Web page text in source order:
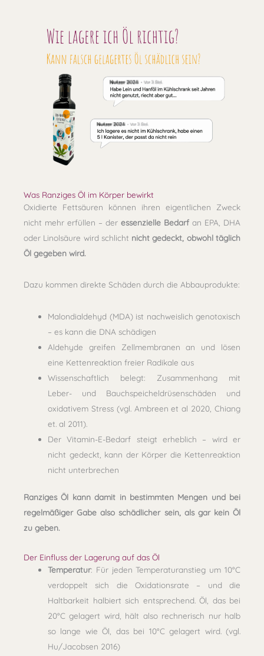
Was Ranziges Öl im Körper bewirkt
Oxidierte Fettsäuren können ihren eigentlichen Zweck
nicht mehr erfüllen – der essenzielle Bedarf an EPA, DHA
oder Linolsäure wird schlicht nicht gedeckt, obwohl täglich
Öl gegeben wird.
Dazu kommen direkte Schäden durch die Abbauprodukte:
Malondialdehyd (MDA) ist nachweislich genotoxisch
– es kann die DNA schädigen
Aldehyde greifen Zellmembranen an und lösen
eine Kettenreaktion freier Radikale aus
Wissenschaftlich belegt: Zusammenhang mit
Leber- und Bauchspeicheldrüsenschäden und
oxidativem Stress (vgl. Ambreen et al 2020, Chiang
et. al 2011).
Der Vitamin-E-Bedarf steigt erheblich – wird er
nicht gedeckt, kann der Körper die Kettenreaktion
nicht unterbrechen
Ranziges Öl kann damit in bestimmten Mengen und bei
regelmäßiger Gabe also schädlicher sein, als gar kein Öl
zu geben.
Der Einfluss der Lagerung auf das Öl
Temperatur: Für jeden Temperaturanstieg um 10°C
verdoppelt sich die Oxidationsrate – und die
Haltbarkeit halbiert sich entsprechend. Öl, das bei
20°C gelagert wird, hält also rechnerisch nur halb
so lange wie Öl, das bei 10°C gelagert wird. (vgl.
Hu/Jacobsen 2016)